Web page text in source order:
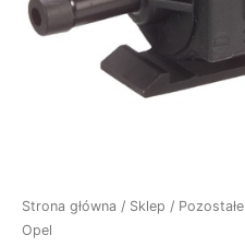
Strona główna / Sklep / Pozostałe
Opel